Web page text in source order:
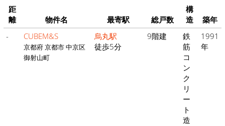
距
離
物件名 最寄駅 総戸数
構
造
築年
-
CUBEM&S
京都府 京都市 中京区
御射山町
烏丸駅
徒歩5分
9階建
鉄
筋
コ
ン
ク
リ
ー
ト
造
1991
年